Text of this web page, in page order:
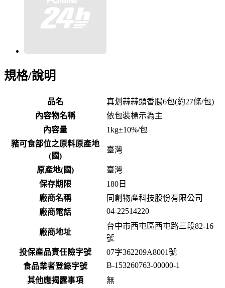
規格/說明
品名
真划蒜蒜頭香腸6包(約27條/包)
內容物名稱
依包裝標示為主
內容量
1kg±10%/包
豬可食部位之原料原產地
(國)
臺灣
原產地(國)
臺灣
保存期限
180 日
廠商名稱
同創物產科技股份有限公司
廠商電話
04-22514220
廠商地址
台中市西屯區西屯路三段82-16
號
投保產品責任險字號
07字362209A8001號
食品業者登錄字號
B-153260763-00000-1
其他應揭露事項
無